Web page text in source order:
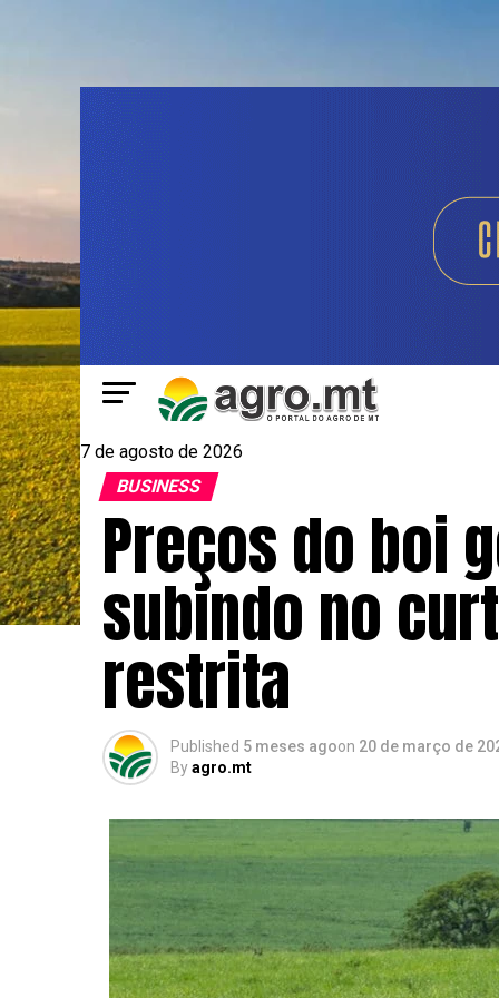
7 de agosto de 2026
BUSINESS
Preços do boi
subindo no
restrita
Published 5 meses agoon 20 de março de
Byagro.mt